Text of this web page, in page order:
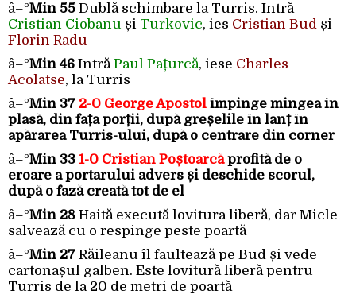
â–ºMin 55 Dublă schimbare la Turris. Intră
Cristian Ciobanu și Turkovic, ies Cristian Bud și
Florin Radu
â–ºMin 46 IntrăPaul Pațurcă, iese Charles
Acolatse, la Turris
â–ºMin 37 2-0 George Apostol împinge mingea în
plasă, din fața porții, după greșelile în lanț în
apărarea Turris-ului, după o centrare din corner
â–ºMin 33 1-0 Cristian Poștoarcăprofită de o
eroare a portarului advers și deschide scorul,
după o fază creată tot de el
â–ºMin 28 Haită execută lovitura liberă, dar Micle
salvează cu o respinge peste poartă
â–ºMin 27 Răileanu îl faultează pe Bud și vede
cartonașul galben. Este lovitură liberă pentru
Turris de la 20 de metri de poartă